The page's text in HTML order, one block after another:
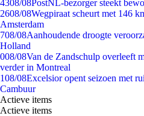
4308/08PostNL-bezorger steekt
2608/08Wegpiraat scheurt met 146
Amsterdam
708/08Aanhoudende droogte
Holland
008/08Van de Zandschulp overleeft
verder in Montreal
108/08Excelsior opent seizoen met
Cambuur
Actieve items
Actieve items